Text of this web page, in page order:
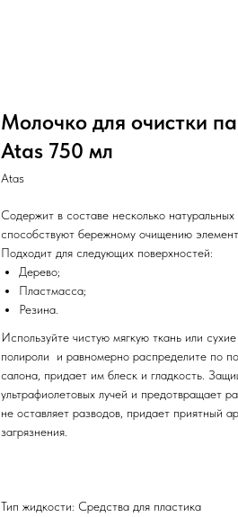
Молочко для очистки
Atas 750 мл
Atas
Содержит в составе несколько
способствуют бережному очищению
Подходит для следующих поверхностей:
Дерево;
Пластмасса;
Резина.
Используйте чистую мягкую ткань или
полироли и равномерно распределите по
салона, придает им блеск и гладкость.
ультрафиолетовых лучей и предотвращает
не оставляет разводов, придает приятный
загрязнения.
Тип жидкости: Средства для пластика